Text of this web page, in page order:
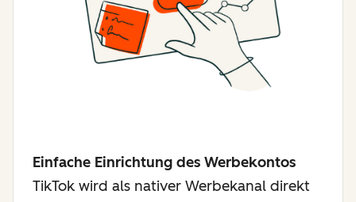
Einfache Einrichtung des Werbekontos
TikTok wird als nativer Werbekanal direkt